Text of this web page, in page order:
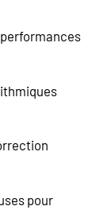
pour